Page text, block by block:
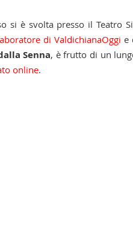
si è svolta presso il Teatro
di ValdichianaOggie
Senna, è frutto di un
online.